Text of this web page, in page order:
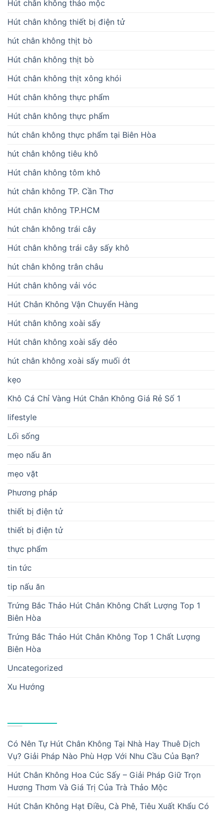
Hút chân không thảo mộc
Hút chân không thiết bị điện tử
hút chân không thịt bò
Hút chân không thịt bò
Hút chân không thịt xông khói
Hút chân không thực phẩm
Hút chân không thực phẩm
hút chân không thực phẩm tại Biên Hòa
hút chân không tiêu khô
Hút chân không tôm khô
hút chân không TP. Cần Thơ
Hút chân không TP.HCM
hút chân không trái cây
Hút chân không trái cây sấy khô
hút chân không trân châu
Hút chân không vải vóc
Hút Chân Không Vận Chuyển Hàng
Hút chân không xoài sấy
Hút chân không xoài sấy dẻo
hút chân không xoài sấy muối ớt
kẹo
Khô Cá Chỉ Vàng Hút Chân Không Giá Rẻ Số 1
lifestyle
Lối sống
mẹo nấu ăn
mẹo vặt
Phương pháp
thiết bị điện tử
thiết bị điện tử
thực phẩm
tin tức
tip nấu ăn
Trứng Bắc Thảo Hút Chân Không Chất Lượng Top 1
Biên Hòa
Trứng Bắc Thảo Hút Chân Không Top 1 Chất Lượng
Biên Hòa
Uncategorized
Xu Hướng
Có Nên Tự Hút Chân Không Tại Nhà Hay Thuê Dịch
Vụ? Giải Pháp Nào Phù Hợp Với Nhu Cầu Của Bạn?
Hút Chân Không Hoa Cúc Sấy – Giải Pháp Giữ Trọn
Hương Thơm Và Giá Trị Của Trà Thảo Mộc
Hút Chân Không Hạt Điều, Cà Phê, Tiêu Xuất Khẩu Có